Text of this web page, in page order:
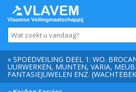
« SPOEDVEILING DEEL 1: WO.
UURWERKEN, MUNTEN, VARIA,
FANTASIEJUWELEN ENZ.